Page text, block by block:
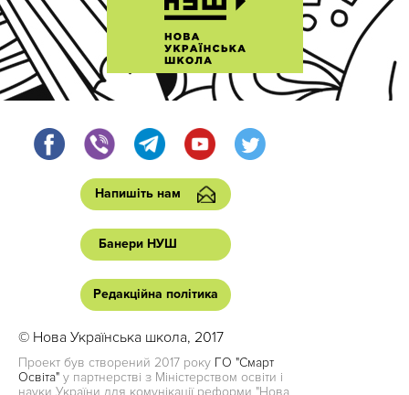
Напишіть нам
Банери НУШ
Редакційна політика
© Нова Українська школа, 2017
Проект був створений 2017 року ГО "Смарт
Освіта" у партнерстві з Міністерством освіти і
науки України для комунікації реформи "Нова